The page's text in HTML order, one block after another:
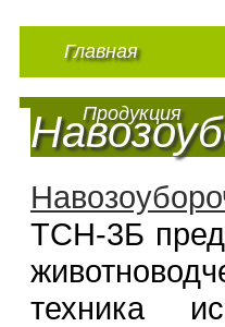
Главная
Продукция
ТСН-3Б
техника